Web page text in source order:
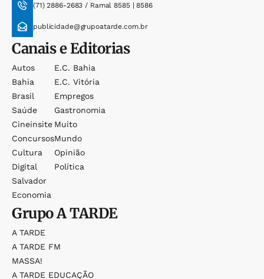
(71) 2886-2683 / Ramal 8585 | 8586
publicidade@grupoatarde.com.br
Canais e Editorias
Autos
Bahia
Brasil
Saúde
Cineinsite
Concursos
Cultura
Digital
Salvador
Economia
E.c. Bahia
E.c. Vitória
Empregos
Gastronomia
Muito
Mundo
Opinião
Política
GrupoA TARDE
A TARDE
A TARDE FM
MASSA!
A TARDE EDUCAÇÃO